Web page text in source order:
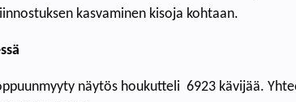
kasvaminen kisoja kohtaan.
näytös houkutteli 6923 kävijää.